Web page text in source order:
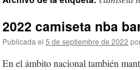
contenido
2022 camiseta nba
Publicada el 5 de septiembre de 2022
En el ámbito nacional también